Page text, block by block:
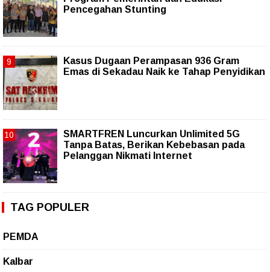
Pencegahan Stunting
Kasus Dugaan Perampasan 936 Gram
Emas di Sekadau Naik ke Tahap Penyidikan
SMARTFREN Luncurkan Unlimited 5G
Tanpa Batas, Berikan Kebebasan pada
Pelanggan Nikmati Internet
TAG POPULER
PEMDA
Kalbar